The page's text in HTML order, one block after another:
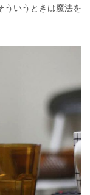
ういうときは魔法を